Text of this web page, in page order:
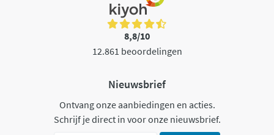
8,8/10
12.861 beoordelingen
Nieuwsbrief
Ontvang onze aanbiedingen en acties.
Schrijf je direct in voor onze nieuwsbrief.